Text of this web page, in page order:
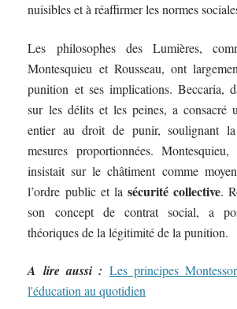
nuisibles et à réaffirmer les normes
Les philosophes des Lumières,
Montesquieu et Rousseau, ont
punition et ses implications. Beccaria,
sur les délits et les peines, a consacré
entier au droit de punir, soulignant la
mesures proportionnées.
insistait sur le châtiment comme
l’ordre public et lasécurité collective.
son concept de contrat social, a
théoriques de la légitimité de la punition.
A lire aussi : Les principes
l'éducation au quotidien